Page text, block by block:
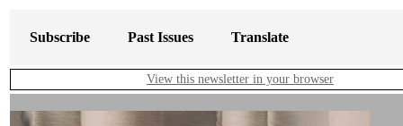
Subscribe Past Issues Translate
View this newsletter in your browser